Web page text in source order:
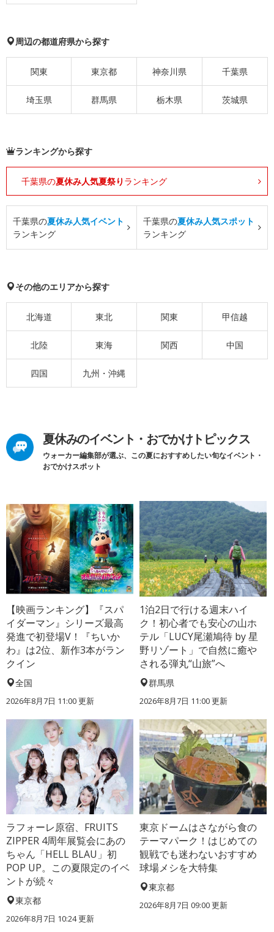
周辺の都道府県から探す
関東 東京都 神奈川県 千葉県
埼玉県 群馬県 栃木県 茨城県
ランキングから探す
千葉県の夏休み人気夏祭り ランキング
千葉県の夏休み人気イベント
ランキング
千葉県の夏休み人気スポット
ランキング
その他のエリアから探す
北海道 東北 関東 甲信越
北陸 東海 関西 中国
四国 九州・沖縄
夏休みのイベント・おでかけトピックス
ウォーカー編集部が選ぶ、この夏におすすめしたい旬なイベント・
おでかけスポット
【映画ランキング】『スパ
イダーマン』シリーズ最高
発進で初登場V！『ちいか
わ』は2位、新作3本がラン
クイン
全国
2026年8月7日 11:00更新
1泊2日で行ける週末ハイ
ク！初心者でも安心の山ホ
テル「LUCY尾瀬鳩待 by 星
野リゾート」で自然に癒や
される弾丸“山旅”へ
群馬県
2026年8月7日 11:00更新
ラフォーレ原宿、FRUITS
ZIPPER 4周年展覧会にあの
ちゃん「HELL BLAU」初
POP UP。この夏限定のイベ
ントが続々
東京都
2026年8月7日 10:24更新
東京ドームはさながら食の
テーマパーク！はじめての
観戦でも迷わないおすすめ
球場メシを大特集
東京都
2026年8月7日 09:00更新